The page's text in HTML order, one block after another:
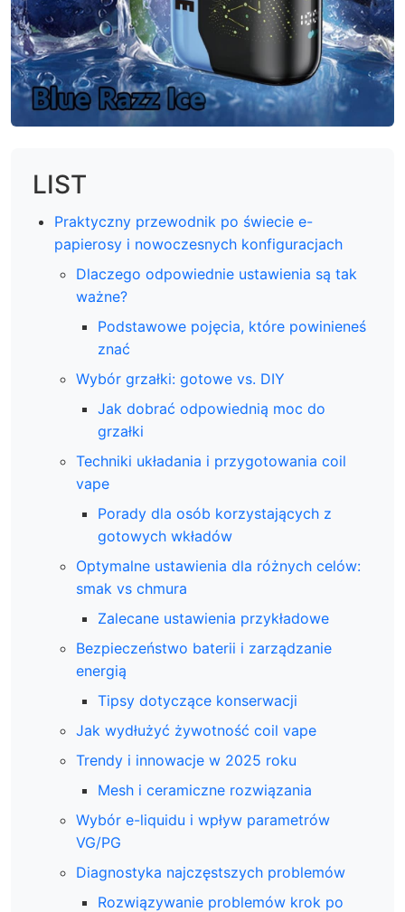
LIST
Praktyczny przewodnik po świecie e-
papierosy i nowoczesnych konfiguracjach
Dlaczego odpowiednie ustawienia są tak
ważne?
Podstawowe pojęcia, które powinieneś
znać
Wybór grzałki: gotowe vs. DIY
Jak dobrać odpowiednią moc do
grzałki
Techniki układania i przygotowania coil
vape
Porady dla osób korzystających z
gotowych wkładów
Optymalne ustawienia dla różnych celów:
smak vs chmura
Zalecane ustawienia przykładowe
Bezpieczeństwo baterii i zarządzanie
energią
Tipsy dotyczące konserwacji
Jak wydłużyć żywotność coil vape
Trendy i innowacje w 2025 roku
Mesh i ceramiczne rozwiązania
Wybór e-liquidu i wpływ parametrów
VG/PG
Diagnostyka najczęstszych problemów
Rozwiązywanie problemów krok po